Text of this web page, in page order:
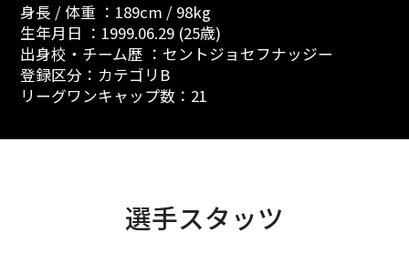
身長 / 体重 ：189cm / 98kg
生年月日 ：1999.06.29 (25歳)
出身校・チーム歴 ：セントジョセフナッジー
登録区分：カテゴリB
リーグワンキャップ数：21
選手スタッツ